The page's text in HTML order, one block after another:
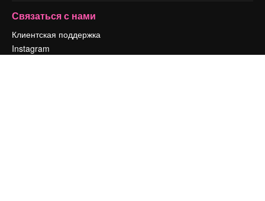
Связаться с нами
Клиентская поддержка
Instagram